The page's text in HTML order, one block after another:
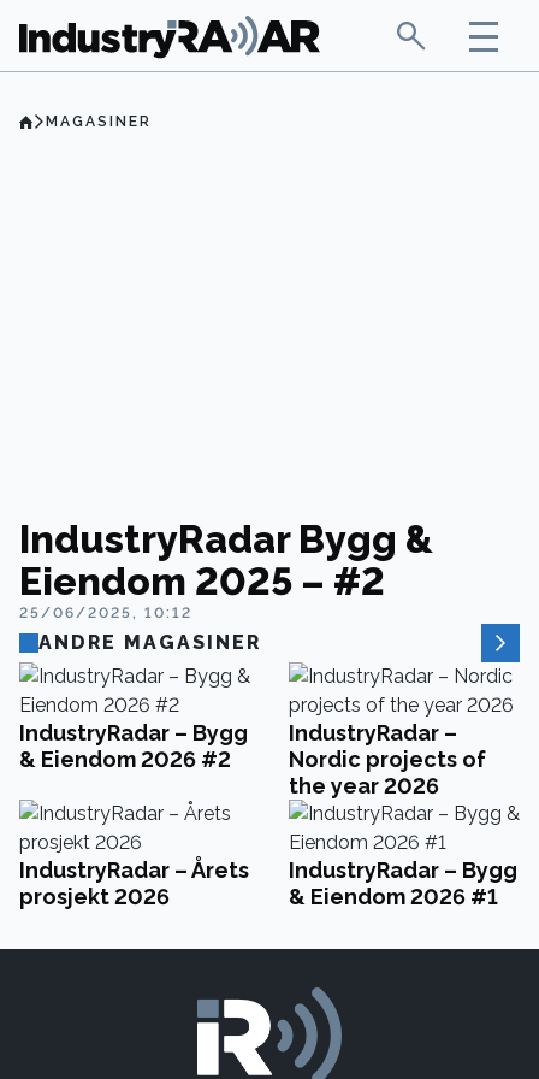
MAGASINER
IndustryRadar Bygg &
Eiendom 2025 – #2
25/06/2025, 10:12
ANDRE MAGASINER
IndustryRadar – Bygg
& Eiendom 2026 #2
IndustryRadar –
Nordic projects of
the year 2026
IndustryRadar – Årets
prosjekt 2026
IndustryRadar – Bygg
& Eiendom 2026 #1